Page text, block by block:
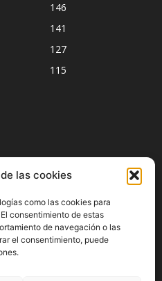
las cookies
como las cookies para
consentimiento de estas
de navegación o las
el consentimiento, puede
146
141
127
115